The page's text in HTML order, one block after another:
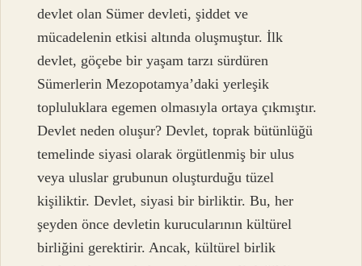
devlet olan Sümer devleti, şiddet ve
mücadelenin etkisi altında oluşmuştur. İlk
devlet, göçebe bir yaşam tarzı sürdüren
Sümerlerin Mezopotamya’daki yerleşik
topluluklara egemen olmasıyla ortaya çıkmıştır.
Devlet neden oluşur? Devlet, toprak bütünlüğü
temelinde siyasi olarak örgütlenmiş bir ulus
veya uluslar grubunun oluşturduğu tüzel
kişiliktir. Devlet, siyasi bir birliktir. Bu, her
şeyden önce devletin kurucularının kültürel
birliğini gerektirir. Ancak, kültürel birlik